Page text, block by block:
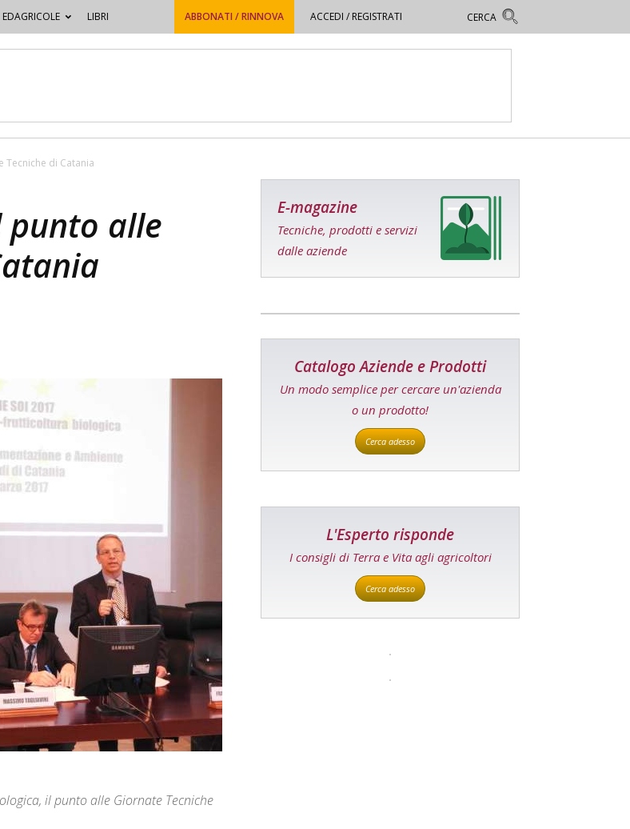
EDAGRICOLE LIBRI ABBONATI / RINNOVA ACCEDI / REGISTRATI
di Catania
alle
il punto alle Giornate Tecniche
E-magazine
Tecniche, prodotti e servizi
dalle aziende
Catalogo Aziende e Prodotti
Un modo semplice per cercare un'azienda
o un prodotto!
Cerca adesso
L'Esperto risponde
I consigli di Terra e Vita agli agricoltori
Cerca adesso